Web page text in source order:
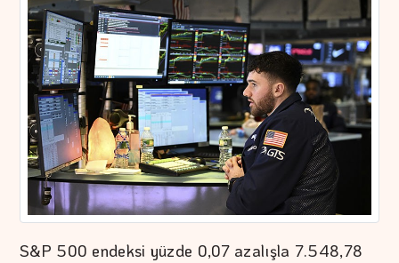
S&P 500 endeksi yüzde 0,07 azalışla 7.548,78